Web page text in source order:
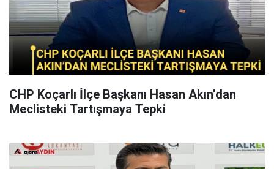
CHP Koçarlı İlçe Başkanı Hasan Akın’dan
Meclisteki Tartışmaya Tepki